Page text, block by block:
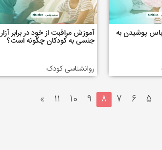
پوشیدن به آموزش مراقبت از خود در برابر آزار
جنسی به کودکان چگونه است؟
روانشناسی کودک
5
6
7
8
9
10
11
»